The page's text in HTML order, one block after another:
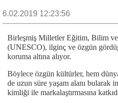
6.02.2019 12:23:56
Birleşmiş Milletler Eğitim, Bilim
(UNESCO), ilginç ve özgün
koruma altına alıyor.
Böylece özgün kültürler, hem
de uzun süre yaşam alanı bularak
kimliği ile markalaştırmasına